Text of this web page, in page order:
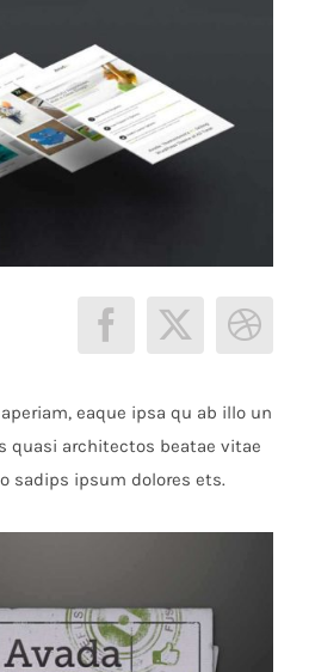
eaque ipsa qu ab illo un
quasi architectos beatae vitae
sadips ipsum dolores ets.